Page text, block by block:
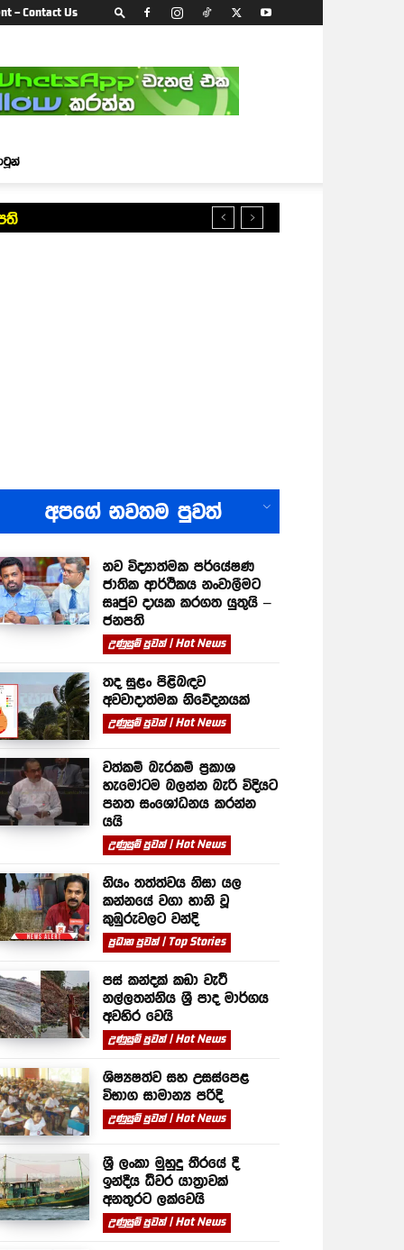
– Contact Us
අපගේ නවතම පුවත්
නව විද්‍යාත්මක පර්යේෂණ
ජාතික ආර්ථිකය නංවාලීමට
සෘජුව දායක කරගත යුතුයි –
ජනපති
උණුසුම් පුවත් | Hot News
තද සුළං පිළිබඳව
අවවාදාත්මක නිවේදනයක්
උණුසුම් පුවත් | Hot News
වත්කම් බැරකම් ප්‍රකාශ
හැමෝටම බලන්න බැරි විදියට
පනත සංශෝධනය කරන්න
යයි
උණුසුම් පුවත් | Hot News
නියං තත්ත්වය නිසා යල
කන්නයේ වගා හානි වූ
කුඹුරුවලට වන්දි
ප්‍රධාන පුවත් | Top Stories
පස් කන්දක් කඩා වැටී
නල්ලතන්නිය ශ්‍රී පාද මාර්ගය
අවහිර වෙයි
උණුසුම් පුවත් | Hot News
ශිෂ්‍යෂත්ව සහ උසස්පෙළ
විභාග සාමාන්‍ය පරිදි
උණුසුම් පුවත් | Hot News
ශ්‍රී ලංකා මුහුදු තීරයේ දී
ඉන්දීය ධීවර යාත්‍රාවක්
අනතුරට ලක්වෙයි
උණුසුම් පුවත් | Hot News